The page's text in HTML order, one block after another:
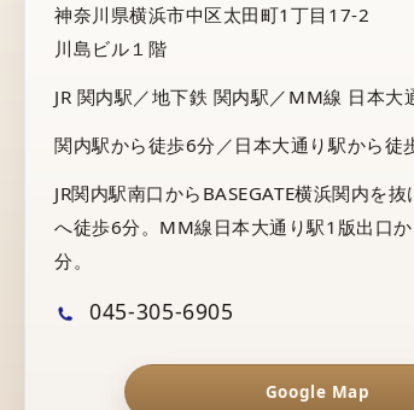
神奈川県横浜市中区太田町1丁目17-2
川島ビル１階
JR 関内駅／地下鉄 関内駅／MM線 日本大
関内駅から徒歩6分／日本大通り駅から徒
JR関内駅南口からBASEGATE横浜関内を
へ徒歩6分。MM線日本大通り駅1版出口
分。
045-305-6905
Google Map